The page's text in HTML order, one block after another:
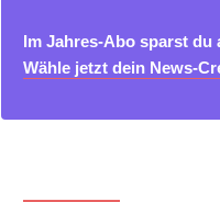
Im Jahres-Abo sparst du
Wähle jetzt dein News-